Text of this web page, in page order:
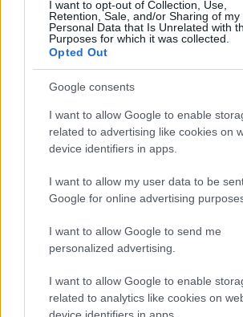
I want to opt-out of Collection, Use,
Retention, Sale, and/or Sharing of my
Personal Data that Is Unrelated with
Purposes for which it was collected.
Opted Out
Google consents
I want to allow Google to enable
related to advertising like cookies on
device identifiers in apps.
I want to allow my user data to be
Google for online advertising
I want to allow Google to send me
personalized advertising.
I want to allow Google to enable
related to analytics like cookies on
Kárpátalja vízesései
2018. december 19.